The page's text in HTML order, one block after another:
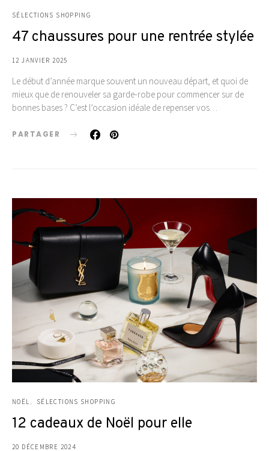
SÉLECTIONS SHOPPING
47 chaussures pour une rentrée stylée
12 JANVIER 2025
Le début d’année marque souvent un nouveau départ, et quoi de
mieux que de renouveler sa garde-robe pour commencer sur de
bonnes bases ? C’est l’occasion idéale de repenser vos…
PARTAGER
NOËL SÉLECTIONS SHOPPING
12 cadeaux de Noël pour elle
20 DÉCEMBRE 2024